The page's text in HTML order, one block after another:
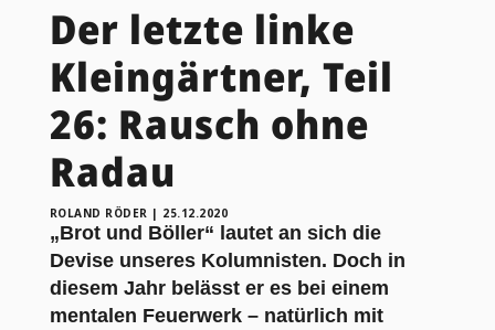
Der letzte linke
Kleingärtner, Teil
26: Rausch ohne
Radau
ROLAND RÖDER | 25.12.2020
„Brot und Böller“ lautet an sich die
Devise unseres Kolumnisten. Doch in
diesem Jahr belässt er es bei einem
mentalen Feuerwerk – natürlich mit